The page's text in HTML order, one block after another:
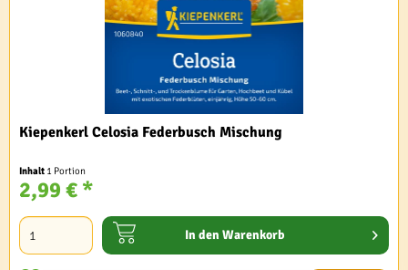
Kiepenkerl Celosia Federbusch Mischung
Inhalt 1 Portion
2,99 € *
In den Warenkorb